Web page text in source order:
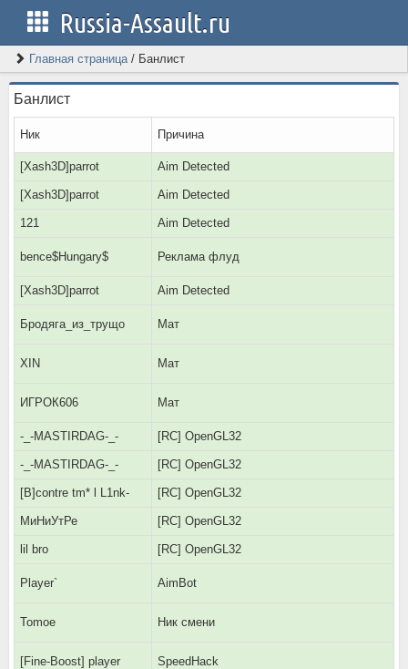
Russia-Assault.ru
Главная страница/ Банлист
Банлист
Ник Причина
[Xash3D]parrot Aim Detected
[Xash3D]parrot Aim Detected
121 Aim Detected
bence$Hungary$ Реклама флуд
[Xash3D]parrot Aim Detected
Бродяга_из_трущо Мат
XIN Мат
ИГРОК606 Мат
-_-MASTIRDAG-_- [RC] OpenGL32
-_-MASTIRDAG-_- [RC] OpenGL32
[B]contre tm* l L1nk- [RC] OpenGL32
МиНиУтРе [RC] OpenGL32
lil bro [RC] OpenGL32
Player` AimBot
Tomoе Ник смени
[Fine-Boost] plаyer SpeedHack